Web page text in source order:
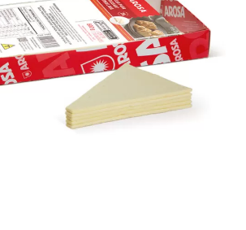
EMPRESA AGENDA DE CURSOS